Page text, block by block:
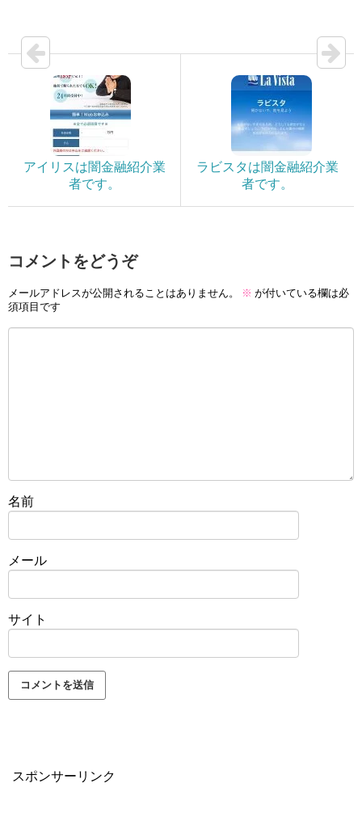
アイリスは闇金融紹介業
者です。
ラビスタは闇金融紹介業
者です。
コメントをどうぞ
メールアドレスが公開されることはありません。 ※ が付いている欄は必
須項目です
名前
メール
サイト
スポンサーリンク